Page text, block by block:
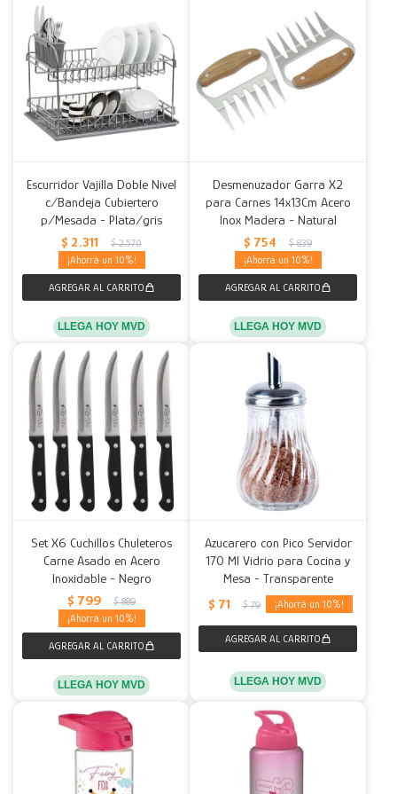
Escurridor Vajilla Doble Nivel
c/Bandeja Cubiertero
p/Mesada - Plata/gris
$ 2.311 $ 2.570
10
LLEGA HOY MVD
Desmenuzador Garra X2
para Carnes 14x13Cm Acero
Inox Madera - Natural
$ 754 $ 839
10
LLEGA HOY MVD
Set X6 Cuchillos Chuleteros
Carne Asado en Acero
Inoxidable - Negro
$ 799 $ 889
10
LLEGA HOY MVD
Azucarero con Pico Servidor
170 Ml Vidrio para Cocina y
Mesa - Transparente
$ 71 $ 79 10
LLEGA HOY MVD